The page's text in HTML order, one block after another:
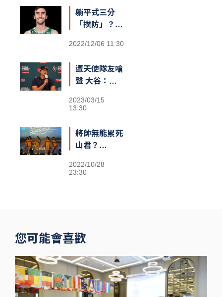
躺平式三分
「撲防」？
Kornet遮蓋
熱議
2022/12/06 11:30
遭天使隊友嗆
聲 大谷：還
容
2023/03/15
13:30
將帥無能累死
山君？
Sisters高鐵
2022/10/28
23:30
您可能會喜歡